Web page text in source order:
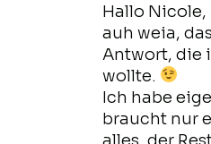
Hallo Nicole,
auh weia,
Antwort, die
wollte.
Ich habe
braucht nur
alles, der